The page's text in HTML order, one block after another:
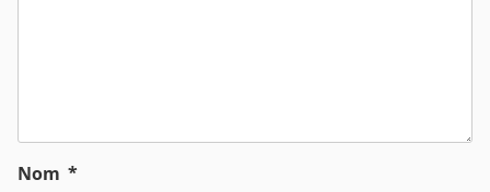
Nom *